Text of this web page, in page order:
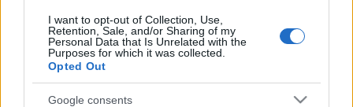
I want to opt-out of Collection, Use,
Retention, Sale, and/or Sharing of my
Personal Data that Is Unrelated with the
Purposes for which it was collected.
Opted Out
Google consents
Ajánlott bejegyzések: